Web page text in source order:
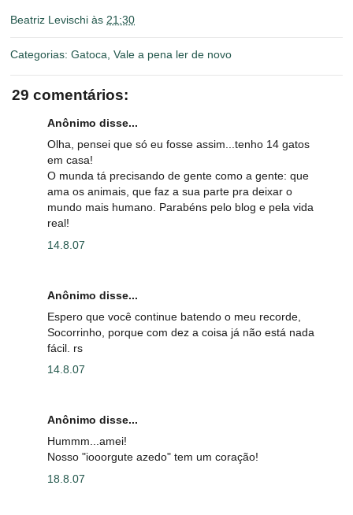
Beatriz Levischi às 21:30
Categorias: Gatoca Vale a pena ler de novo
29 comentários:
Anônimo disse...
Olha, pensei que só eu fosse assim...tenho 14 gatos
em casa!
O munda tá precisando de gente como a gente: que
ama os animais, que faz a sua parte pra deixar o
mundo mais humano. Parabéns pelo blog e pela vida
real!
14.8.07
Anônimo disse...
Espero que você continue batendo o meu recorde,
Socorrinho, porque com dez a coisa já não está nada
fácil. rs
14.8.07
Anônimo disse...
Hummm...amei!
Nosso "iooorgute azedo" tem um coração!
18.8.07